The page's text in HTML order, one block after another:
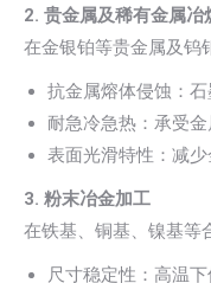
2. 贵金属及稀有金属冶
在金银铂等贵金属及钨
抗金属熔体侵蚀：
耐急冷急热：承受
表面光滑特性：减
3. 粉末冶金加工
在铁基、铜基、镍基等
尺寸稳定性：高温